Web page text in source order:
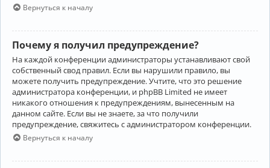
Вернуться к началу
Почему я получил предупреждение?
На каждой конференции администраторы устанавливают свой
собственный свод правил. Если вы нарушили правило, вы
можете получить предупреждение. Учтите, что это решение
администратора конференции, и phpBB Limited не имеет
никакого отношения к предупреждениям, вынесенным на
данном сайте. Если вы не знаете, за что получили
предупреждение, свяжитесь с администратором конференции.
Вернуться к началу